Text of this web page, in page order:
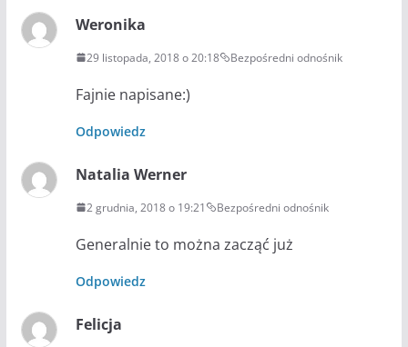
Weronika
29 listopada, 2018 o 20:18 Bezpośredni odnośnik
Fajnie napisane:)
Odpowiedz
Natalia Werner
2 grudnia, 2018 o 19:21 Bezpośredni odnośnik
Generalnie to można zacząć już
Odpowiedz
Felicja